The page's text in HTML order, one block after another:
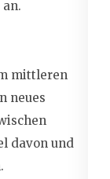
mittleren
neues
davon und